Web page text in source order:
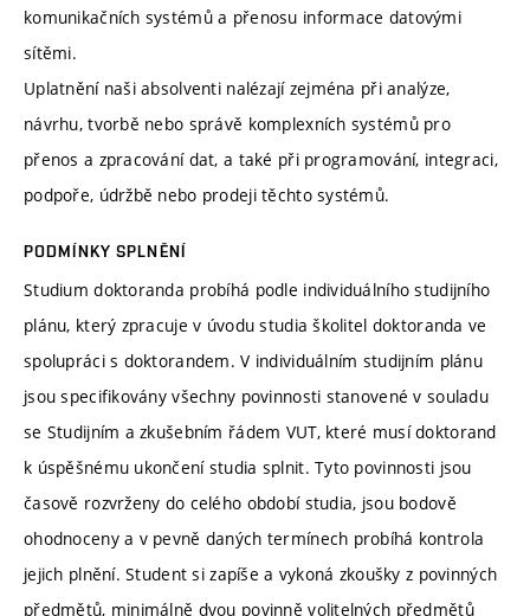
komunikačních systémů a přenosu informace datovými
sítěmi.
Uplatnění naši absolventi nalézají zejména při analýze,
návrhu, tvorbě nebo správě komplexních systémů pro
přenos a zpracování dat, a také při programování, integraci,
podpoře, údržbě nebo prodeji těchto systémů.
PODMÍNKY SPLNĚNÍ
Studium doktoranda probíhá podle individuálního studijního
plánu, který zpracuje v úvodu studia školitel doktoranda ve
spolupráci s doktorandem. V individuálním studijním plánu
jsou specifikovány všechny povinnosti stanovené v souladu
se Studijním a zkušebním řádem VUT, které musí doktorand
k úspěšnému ukončení studia splnit. Tyto povinnosti jsou
časově rozvrženy do celého období studia, jsou bodově
ohodnoceny a v pevně daných termínech probíhá kontrola
jejich plnění. Student si zapíše a vykoná zkoušky z povinných
předmětů, minimálně dvou povinně volitelných předmětů